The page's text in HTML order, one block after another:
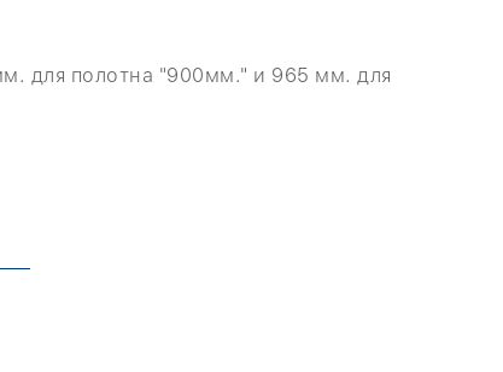
для полотна "900мм." и 965 мм. для